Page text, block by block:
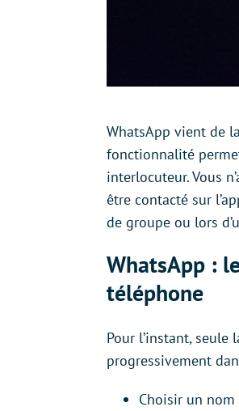
WhatsApp vient de
fonctionnalité
interlocuteur. Vous
être contacté sur
de groupe ou lors
WhatsApp :
téléphone
Pour l’instant,
progressivement
Choisir un